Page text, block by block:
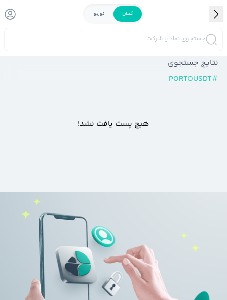
کمان توربو
جستجوی نماد یا شرکت
نتایج جستجوی
#
PORTOUSDT
هیچ پست یافت نشد!